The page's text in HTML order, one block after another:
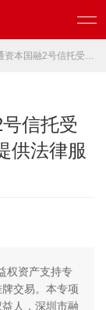
益权资产支持专项计划项目提供法律服务
信托受
供法律服
权资产支持专
交易。本专项
人，深圳市融